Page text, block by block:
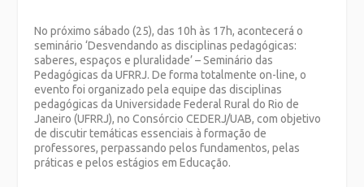
No próximo sábado (25), das 10h às 17h, acontecerá o
seminário ‘Desvendando as disciplinas pedagógicas:
saberes, espaços e pluralidade’ – Seminário das
Pedagógicas da UFRRJ. De forma totalmente on-line, o
evento foi organizado pela equipe das disciplinas
pedagógicas da Universidade Federal Rural do Rio de
Janeiro (UFRRJ), no Consórcio CEDERJ/UAB, com objetivo
de discutir temáticas essenciais à formação de
professores, perpassando pelos fundamentos, pelas
práticas e pelos estágios em Educação.